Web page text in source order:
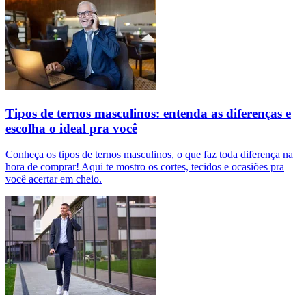
Tipos de ternos masculinos: entenda as diferenças e
escolha o ideal pra você
Conheça os tipos de ternos masculinos, o que faz toda diferença na
hora de comprar! Aqui te mostro os cortes, tecidos e ocasiões pra
você acertar em cheio.